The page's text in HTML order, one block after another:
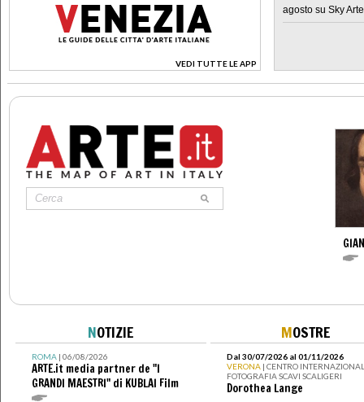
VEDI TUTTE LE APP
>
agosto su Sky Arte
NOTIZIE
ROMA| 06/08/2026
ARTE.it media partner de "I
GRANDI MAESTRI" di KUBLAI Film
MOSTRE
Dal 30/07/2026 al 01/11/2026
VERONA | CENTRO
FOTOGRAFIA SCAVI SCALIGERI
Dorothea Lange